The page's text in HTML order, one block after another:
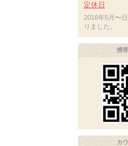
定休日
2016年5月〜
りました。
携
カ